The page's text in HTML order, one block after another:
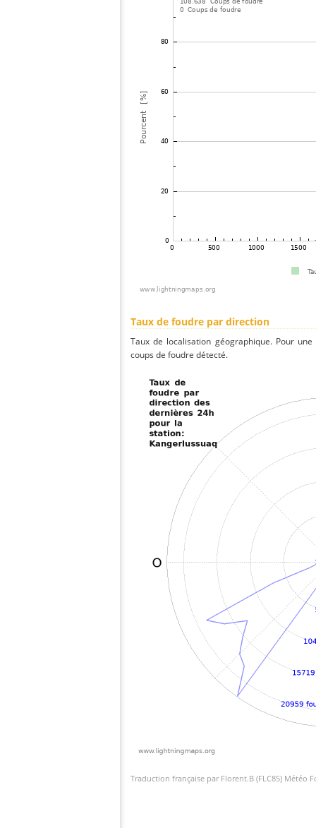
Taux de foudre par direction
Taux de localisation géographique. Pour
coups de foudre détecté.
Traduction française par Florent.B (FLC85) Météo